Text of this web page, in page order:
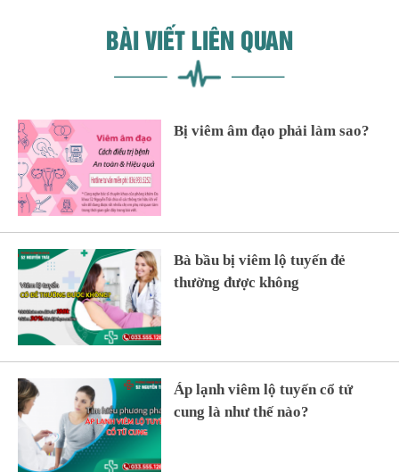
BÀI VIẾT LIÊN QUAN
Bị viêm âm đạo phải làm sao?
Bà bầu bị viêm lộ tuyến đẻ
thường được không
Áp lạnh viêm lộ tuyến cổ tử
cung là như thế nào?